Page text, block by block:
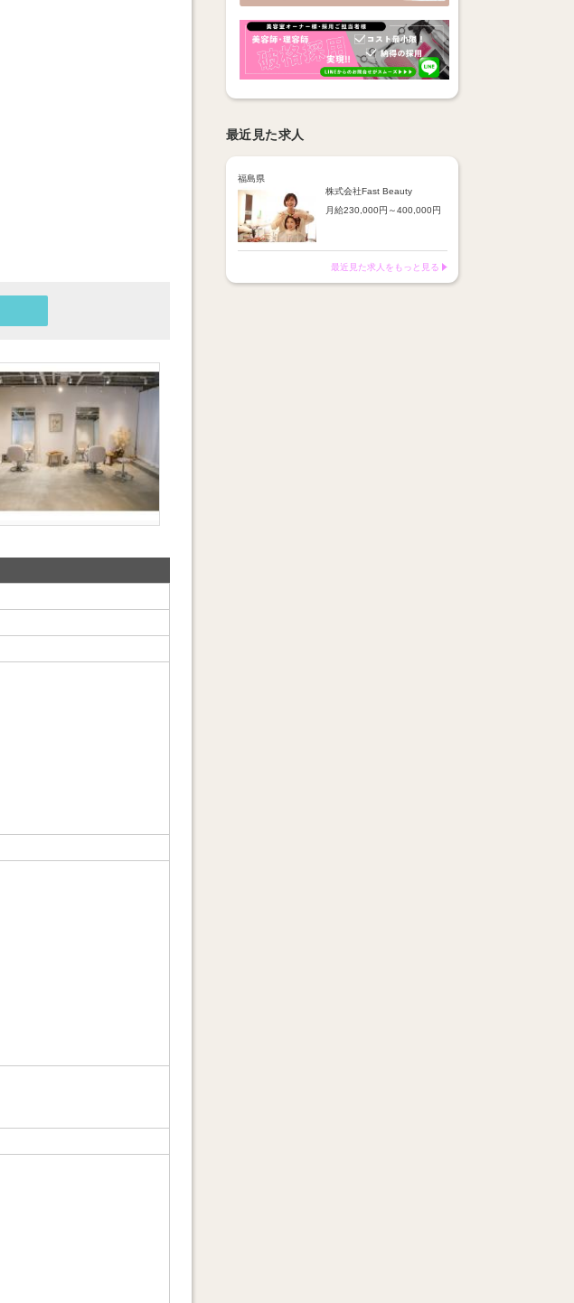
最近見た求人
福島県
株式会社Fast Beauty
月給230,000円～400,000円
◎携帯電話料金補助
◎インセンティブ
最近見た求人をもっと見る